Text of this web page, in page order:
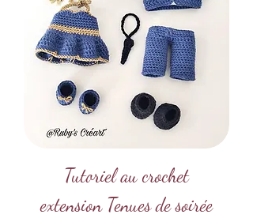
Tutoriel au crochet
extension Tenues de soirée